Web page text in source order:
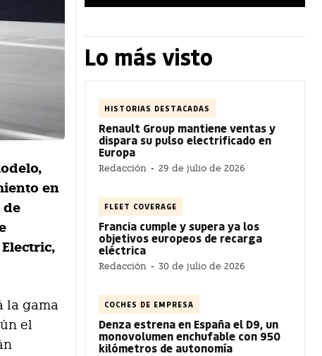
en
de
la gama
el
Lo más visto
HISTORIAS DESTACADAS
Renault Group mantiene ventas y
dispara su pulso electrificado en
Europa
Redacción - 29 de julio de 2026
FLEET COVERAGE
Francia cumple y supera ya los
objetivos europeos de recarga
eléctrica
Redacción - 30 de julio de 2026
COCHES DE EMPRESA
Denza estrena en España el D9, un
monovolumen enchufable con 950
kilómetros de autonomía